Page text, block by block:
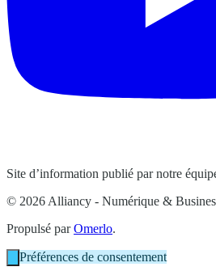
Site d’information publié par notre
© 2026 Alliancy - Numérique &
Propulsé parOmerlo.
Préférences de consentement